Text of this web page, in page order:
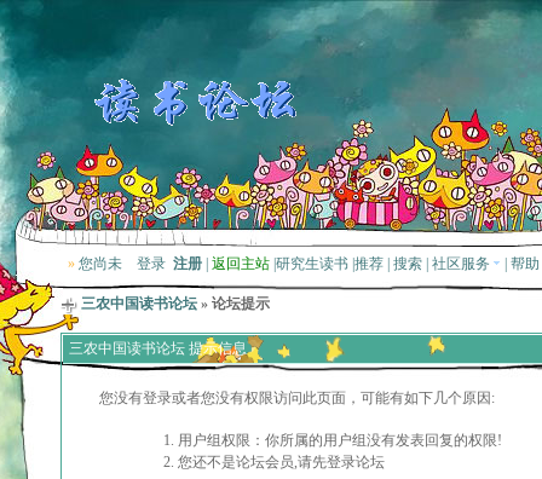
» 您尚未 登录 注册 返回主站 研究生读书 推荐 搜索 社区服务 帮助
三农中国读书论坛 » 论坛提示
三农中国读书论坛 提示信息
您没有登录或者您没有权限访问此页面，可能有如下几个原因:
用户组权限：你所属的用户组没有发表回复的权限!
您还不是论坛会员,请先登录论坛